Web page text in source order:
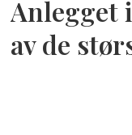
Anlegget
av de